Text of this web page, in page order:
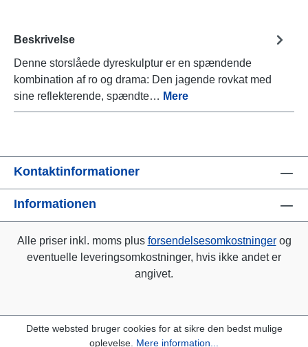
Beskrivelse
Denne storslåede dyreskulptur er en spændende
kombination af ro og drama: Den jagende rovkat med
sine reflekterende, spændte… Mere
Kontaktinformationer
Informationen
Alle priser inkl. moms plus forsendelsesomkostningerog
eventuelle leveringsomkostninger, hvis ikke andet er
angivet.
Dette websted bruger cookies for at sikre den bedst mulige
oplevelse. Mere information...